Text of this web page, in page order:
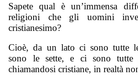
Sapete qual è un’immensa
religioni che gli uomini
cristianesimo?
Cioè, da un lato ci sono tutte
sono le sette, e ci sono tutte
chiamandosi cristiane, in realtà